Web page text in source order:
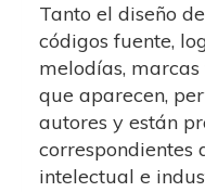
Tanto el diseño
códigos fuente,
melodías,
que aparecen,
autores y están
correspondientes
intelectual e